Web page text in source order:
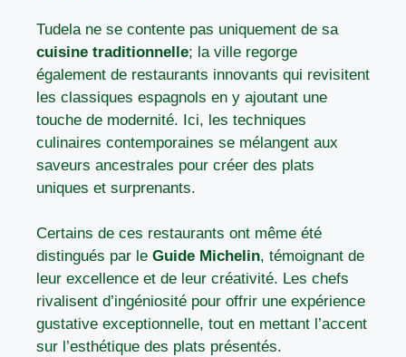
Tudela ne se contente pas uniquement de sa
cuisine traditionnelle; la ville regorge
également de restaurants innovants qui revisitent
les classiques espagnols en y ajoutant une
touche de modernité. Ici, les techniques
culinaires contemporaines se mélangent aux
saveurs ancestrales pour créer des plats
uniques et surprenants.
Certains de ces restaurants ont même été
distingués par le Guide Michelin, témoignant de
leur excellence et de leur créativité. Les chefs
rivalisent d’ingéniosité pour offrir une expérience
gustative exceptionnelle, tout en mettant l’accent
sur l’esthétique des plats présentés.